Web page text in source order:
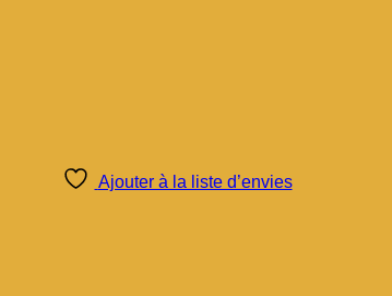
Ajouter à la liste d’envies